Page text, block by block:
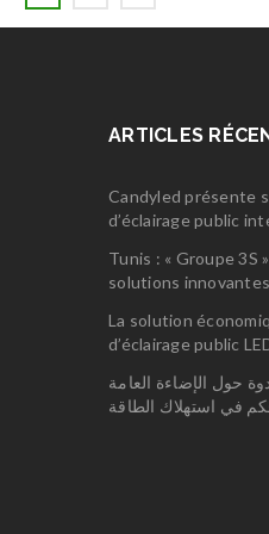
ARTICLES
Candyled présente
d’éclairage public
Tunis : « Groupe 3S
solutions innovantes
La solution
d’éclairage public
ندوة حول الإضاءة العامة
في استهلاك الطاقة